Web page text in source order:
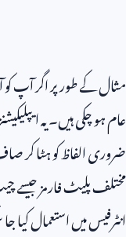
مثال کے طور پر اگر آپ کو
عام ہو چکی ہیں۔ یہ
ضروری الفاظ کو ہٹا کر
مختلف پلیٹ فارمز جیسے
انٹرفیس میں استعمال کیا